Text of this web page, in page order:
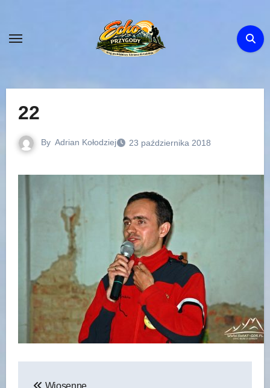
content
22
By Adrian Kołodziej 23 października 2018
Wiosenne